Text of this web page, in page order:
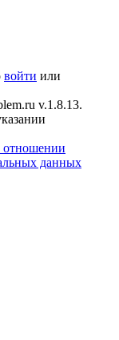
войти или
v.1.8.13.
отношении
данных